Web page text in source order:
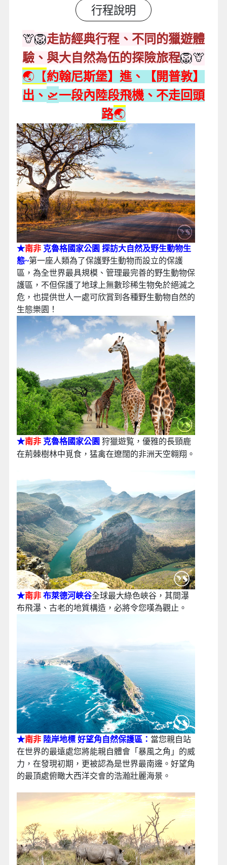
行程說明
🦒🦁走訪經典行程、不同的獵遊體
驗、與大自然為伍的探險旅程🦁🦒
🌏【約翰尼斯堡】進、【開普敦】
出 、 🛫一段內陸段飛機、不走回頭
路🌏
★南非 克魯格國家公園 探訪大自然及野生動物生
態~第一座人類為了保護野生動物而設立的保護
區，為全世界最具規模、管理最完善的野生動物保
護區，不但保護了地球上無數珍稀生物免於絕滅之
危，也提供世人一處可欣賞到各種野生動物自然的
生態樂園！
★南非 克魯格國家公園 狩獵遊覧，優雅的長頸鹿
在荊棘樹林中覓食，猛禽在遼闊的非洲天空翱翔。
★南非 布萊德河峽谷全球最大綠色峽谷，其間瀑
布飛瀑、古老的地質構造，必將令您嘆為觀止。
★南非 陸岸地標 好望角自然保護區： 當您親自站
在世界的最遠處您將能親自體會「暴風之角」的威
力，在發現初期，更被認為是世界最南邊。好望角
的最頂處俯瞰大西洋交會的浩瀚壯麗海景。